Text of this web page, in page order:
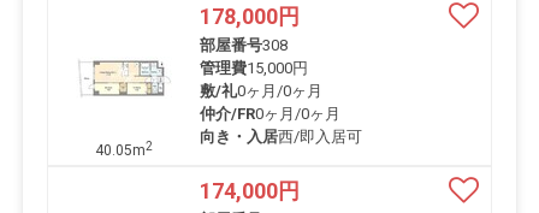
40.05m2
178,000円
部屋番号308
管理費15,000円
敷/礼0ヶ月 /0ヶ月
仲介/FR0ヶ月 /0ヶ月
向き・入居西/即入居可
174,000円